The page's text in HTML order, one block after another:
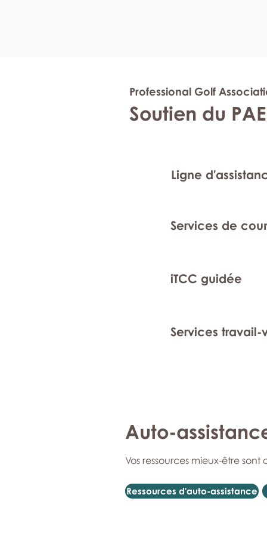
Professional Golf
Soutien du
Ligne
Services de
iTCC guidée
Services
Auto-
Vos ressources mieux-être
Ressources d'auto-assistance